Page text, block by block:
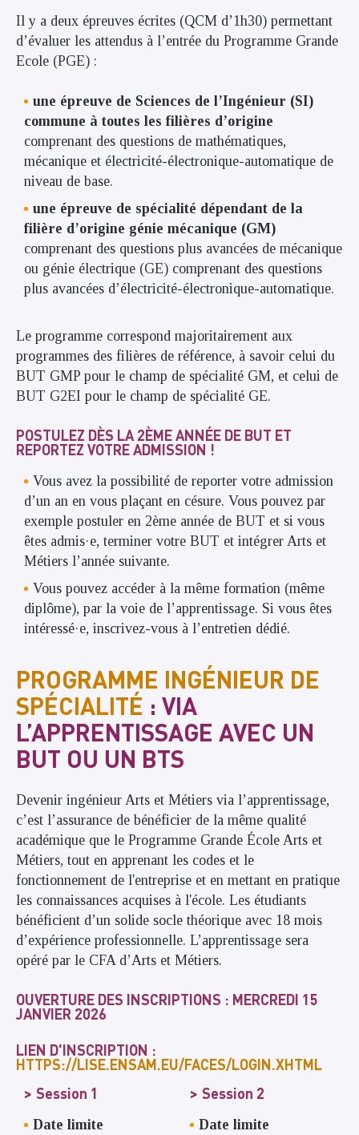
Il y a deux épreuves écrites (QCM d’1h30) permettant
d’évaluer les attendus à l’entrée du Programme Grande
Ecole (PGE) :
une épreuve de Sciences de l’Ingénieur (SI)
commune à toutes les filières d’origine
comprenant des questions de mathématiques,
mécanique et électricité-électronique-automatique de
niveau de base.
une épreuve de spécialité dépendant de la
filière d’origine génie mécanique (GM)
comprenant des questions plus avancées de mécanique
ou génie électrique (GE) comprenant des questions
plus avancées d’électricité-électronique-automatique.
Le programme correspond majoritairement aux
programmes des filières de référence, à savoir celui du
BUT GMP pour le champ de spécialité GM, et celui de
BUT G2EI pour le champ de spécialité GE.
POSTULEZ DÈS LA 2ÈME ANNÉE DE BUT ET
REPORTEZ VOTRE ADMISSION !
Vous avez la possibilité de reporter votre admission
d’un an en vous plaçant en césure. Vous pouvez par
exemple postuler en 2ème année de BUT et si vous
êtes admis·e, terminer votre BUT et intégrer Arts et
Métiers l’année suivante.
Vous pouvez accéder à la même formation (même
diplôme), par la voie de l’apprentissage. Si vous êtes
intéressé·e, inscrivez-vous à l’entretien dédié.
PROGRAMME INGÉNIEUR DE
SPÉCIALITÉ : VIA
L’APPRENTISSAGE AVEC UN
BUT OU UN BTS
Devenir ingénieur Arts et Métiers via l’apprentissage,
c’est l’assurance de bénéficier de la même qualité
académique que le Programme Grande École Arts et
Métiers, tout en apprenant les codes et le
fonctionnement de l'entreprise et en mettant en pratique
les connaissances acquises à l'école. Les étudiants
bénéficient d’un solide socle théorique avec 18 mois
d’expérience professionnelle. L’apprentissage sera
opéré par le CFA d’Arts et Métiers.
OUVERTURE DES INSCRIPTIONS : MERCREDI 15
JANVIER 2026
LIEN D'INSCRIPTION :
HTTPS://LISE.ENSAM.EU/FACES/LOGIN.XHTML
Session 1
Date limite
Session 2
Date limite